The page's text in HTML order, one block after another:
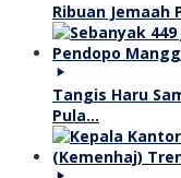
Ribuan
Tangis Haru
Pula…